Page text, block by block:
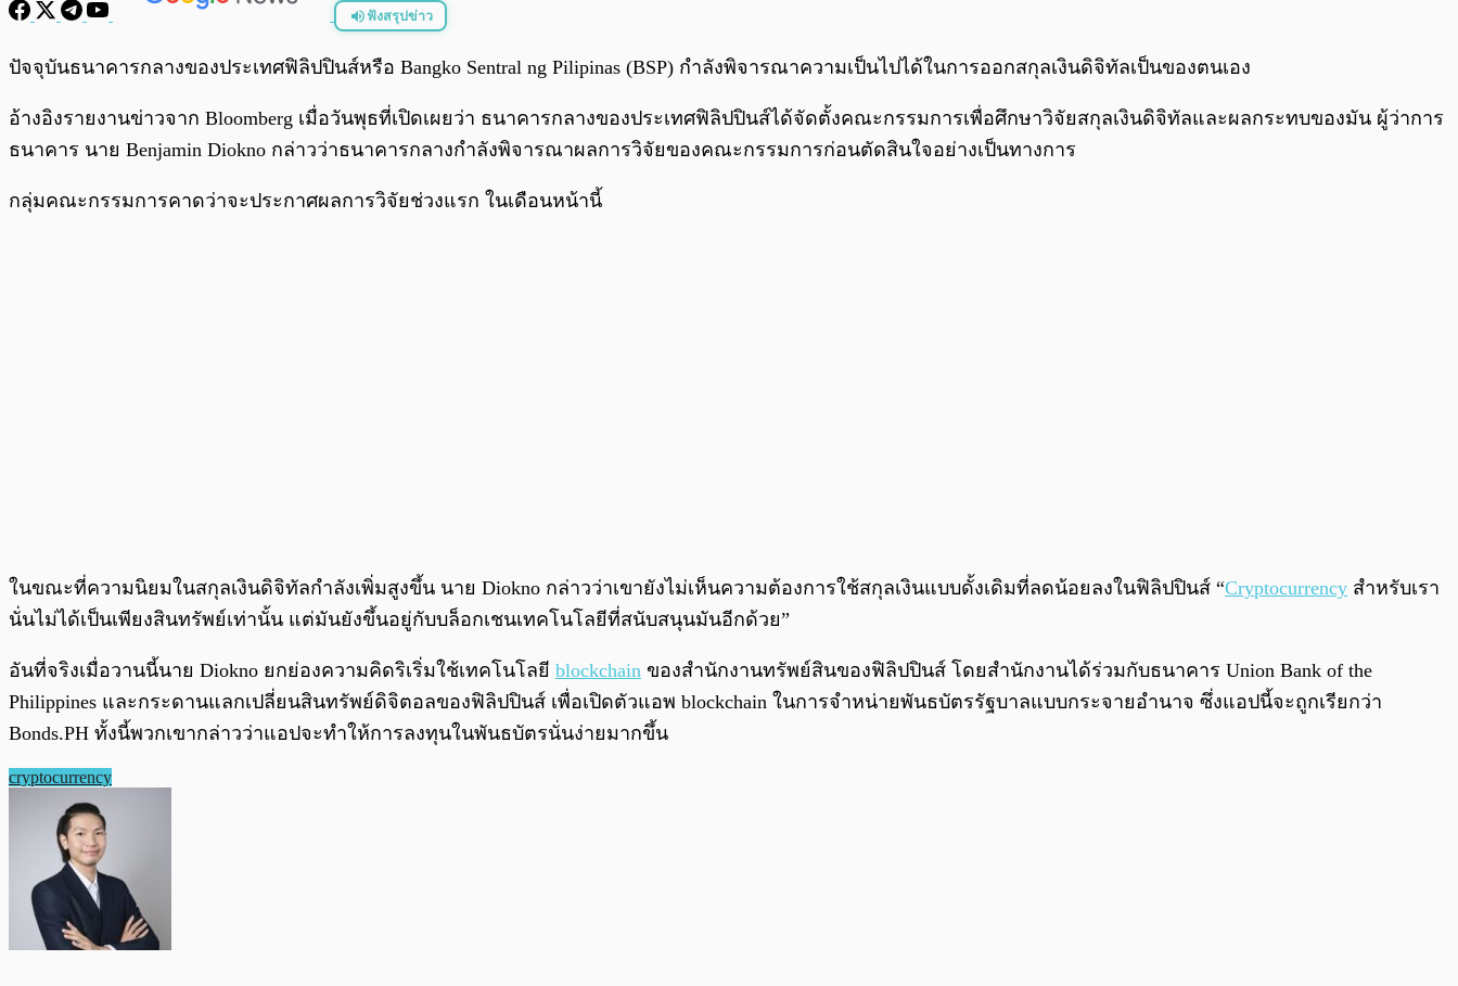
ฟังสรุปข่าว
ปัจจุบันธนาคารกลางของประเทศฟิลิปปินส์หรือ Bangko Sentral ng Pilipinas (BSP) กำลังพิจารณาความเป็นไปได้ในการออกสกุลเงินดิจิทัลเป็นของตนเอง
อ้างอิงรายงานข่าวจาก Bloomberg เมื่อวันพุธที่เปิดเผยว่า ธนาคารกลางของประเทศฟิลิปปินส์ได้จัดตั้งคณะกรรมการเพื่อศึกษาวิจัยสกุลเงินดิจิทัลและผลกระทบของมัน ผู้ว่าการ
ธนาคาร นาย Benjamin Diokno กล่าวว่าธนาคารกลางกำลังพิจารณาผลการวิจัยของคณะกรรมการก่อนตัดสินใจอย่างเป็นทางการ
กลุ่มคณะกรรมการคาดว่าจะประกาศผลการวิจัยช่วงแรก ในเดือนหน้านี้
ในขณะที่ความนิยมในสกุลเงินดิจิทัลกำลังเพิ่มสูงขึ้น นาย Diokno กล่าวว่าเขายังไม่เห็นความต้องการใช้สกุลเงินแบบดั้งเดิมที่ลดน้อยลงในฟิลิปปินส์ “Cryptocurrency สำหรับเรา
นั่นไม่ได้เป็นเพียงสินทรัพย์เท่านั้น แต่มันยังขึ้นอยู่กับบล็อกเชนเทคโนโลยีที่สนับสนุนมันอีกด้วย”
อันที่จริงเมื่อวานนี้นาย Diokno ยกย่องความคิดริเริ่มใช้เทคโนโลยี blockchain ของสำนักงานทรัพย์สินของฟิลิปปินส์ โดยสำนักงานได้ร่วมกับธนาคาร Union Bank of the
Philippines และกระดานแลกเปลี่ยนสินทรัพย์ดิจิตอลของฟิลิปปินส์ เพื่อเปิดตัวแอพ blockchain ในการจำหน่ายพันธบัตรรัฐบาลแบบกระจายอำนาจ ซึ่งแอปนี้จะถูกเรียกว่า
Bonds.PH ทั้งนี้พวกเขากล่าวว่าแอปจะทำให้การลงทุนในพันธบัตรนั่นง่ายมากขึ้น
cryptocurrency